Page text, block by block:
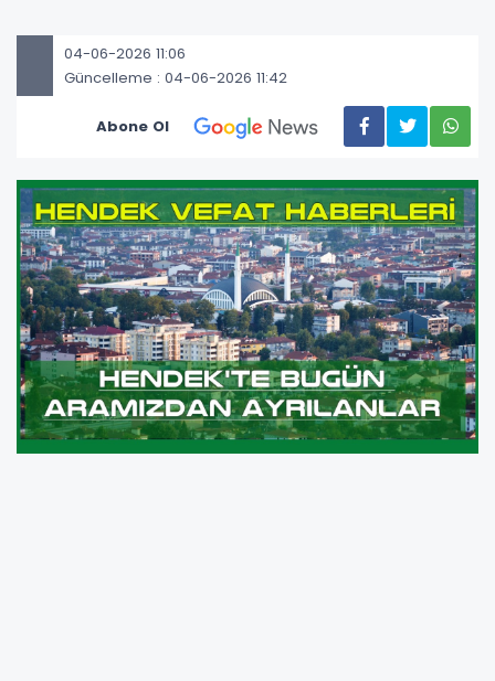
04-06-2026 11:06
Güncelleme : 04-06-2026 11:42
Abone Ol